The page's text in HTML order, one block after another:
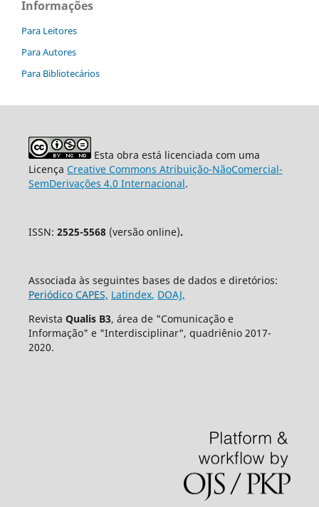
Informações
Para Leitores
Para Autores
Para Bibliotecários
Esta obra está licenciada com uma
Licença Creative Commons Atribuição-NãoComercial-
SemDerivações 4.0 Internacional.
ISSN: 2525-5568(versão online).
Associada às seguintes bases de dados e diretórios:
Periódico CAPES, Latindex, DOAJ,
Revista Qualis B3, área de "Comunicação e
Informação" e "Interdisciplinar", quadriênio 2017-
2020.